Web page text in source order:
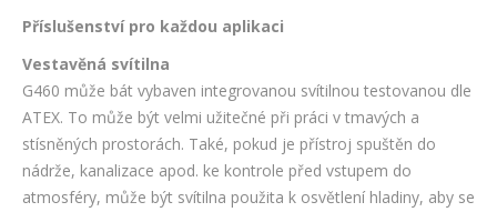
Příslušenství pro každou aplikaci
Vestavěná svítilna
G460 může bát vybaven integrovanou svítilnou testovanou dle
ATEX. To může být velmi užitečné při práci v tmavých a
stísněných prostorách. Také, pokud je přístroj spuštěn do
nádrže, kanalizace apod. ke kontrole před vstupem do
atmosféry, může být svítilna použita k osvětlení hladiny, aby se